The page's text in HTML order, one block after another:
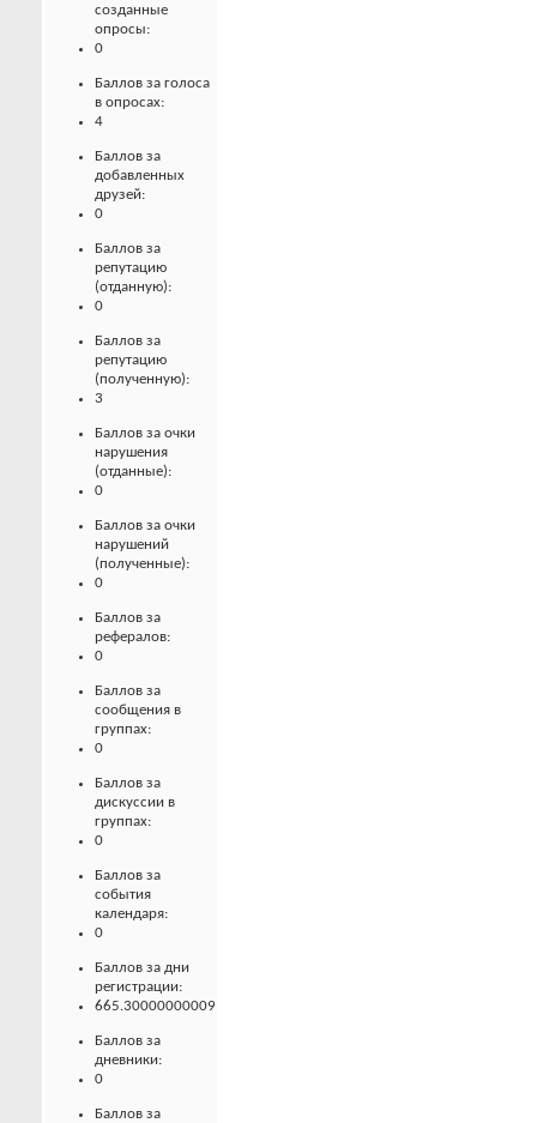
созданные
опросы:
0
Баллов за голоса
в опросах:
4
Баллов за
добавленных
друзей:
0
Баллов за
репутацию
(отданную):
0
Баллов за
репутацию
(полученную):
3
Баллов за очки
нарушения
(отданные):
0
Баллов за очки
нарушений
(полученные):
0
Баллов за
рефералов:
0
Баллов за
сообщения в
группах:
0
Баллов за
дискуссии в
группах:
0
Баллов за
события
календаря:
0
Баллов за дни
регистрации:
665.30000000009
Баллов за
дневники:
0
Баллов за